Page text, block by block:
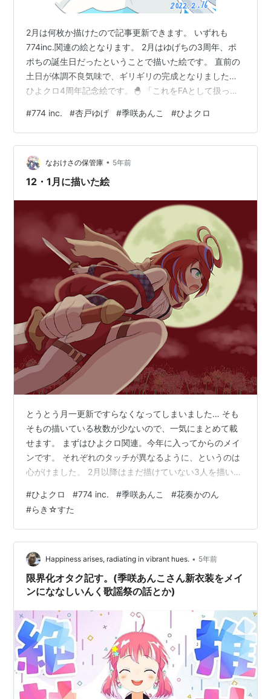
2月は何枚か描けたので記事更新できます。 いずれも
774inc.関連の絵となります。 2月はゆげちの3周年、ポ
ポちの誕生日だったということで描いた絵です。 直前の
土日が体調不良気味で、ギリギリの完成となりました…
ひよクロ4周年記念絵です。🐣 「これをFAとして扱って
で安心しました。 同日にひよクロのツクール作品も更新
しています。 トップ固定記事に詳細を載せていますの
で、そちらも是非よろしくお願いします！ 今年の春こそ
は描きたかったあんこちゃん！ Royzの「DAYDREAM」
という曲のMVをモデルにしており、昨年から描きたいと
#774 inc. #杏戸ゆげ #季咲あんこ #ひよクロ
なおけさの保管庫 • 5年前
12・1月に描いた絵
とうとう月一更新ですらなくなってしまいました… そも
そもの描いている枚数が少ないので、一気にまとめて載
せます。 まずはひよクロ関連。今年に入ってからのメイ
ンです。 それぞれのタッチが異なるように、というのは
心がけました。 2月以降はまだ描けていない3人を描いて
るあんかの。 なんか、昨年末あたりから絡みのてぇてぇ
度が増してきているんですけど！？ あんかのも今年推し
ていきたいですね。 最後に12月にやったリクエスト描い
てみたのあの企画タグ。 リクエストありがとうございま
した！ 裏垢の方も週1ペースで描けているし、 月末には
ひよクロRPGの…
#ひよクロ #774 inc. #季咲あんこ #花奏かのん
#らき☆すた
Happiness arises, radiating in vibrant hues. • 5年前
限界化オタク記す。(季咲あんこさん新衣装をメイ
ンにななしいんく歌謡祭の話とか)